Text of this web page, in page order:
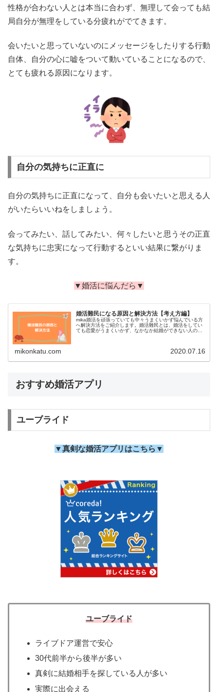
性格が合わない人とは本当に合わず、無理して会っても結
局自分が無理をしている分疲れがでてきます。
会いたいと思っていないのにメッセージをしたりする行動
自体、自分の心に嘘をついて動いていることになるので、
とても疲れる原因になります。
自分の気持ちに正直に
自分の気持ちに正直になって、自分も会いたいと思える人
がいたらいいねをしましょう。
会ってみたい、話してみたい、何々したいと思うその正直
な気持ちに忠実になって行動するといい結果に繋がりま
す。
▼婚活に悩んだら▼
婚活難民になる原因と解決方法【考え方編】
mika婚活を頑張っていても中々うまくいかず悩んでいる方
へ解決方法をご紹介します。婚活難民とは、婚活をしてい
ても恋愛がうまくいかず、なかなか結婚ができない人のこ
mikonkatu.com 2020.07.16
おすすめ婚活アプリ
ユーブライド
▼真剣な婚活アプリはこちら▼
ユーブライド
ライブドア運営で安心
30代前半から後半が多い
真剣に結婚相手を探している人が多い
実際に出会える